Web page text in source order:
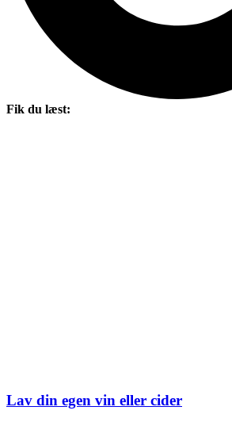
Fik du læst:
Lav din egen vin eller cider